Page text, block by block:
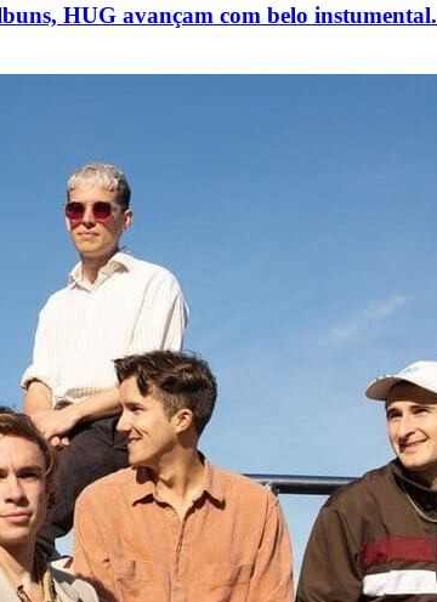
HUG avançam com belo instumental.